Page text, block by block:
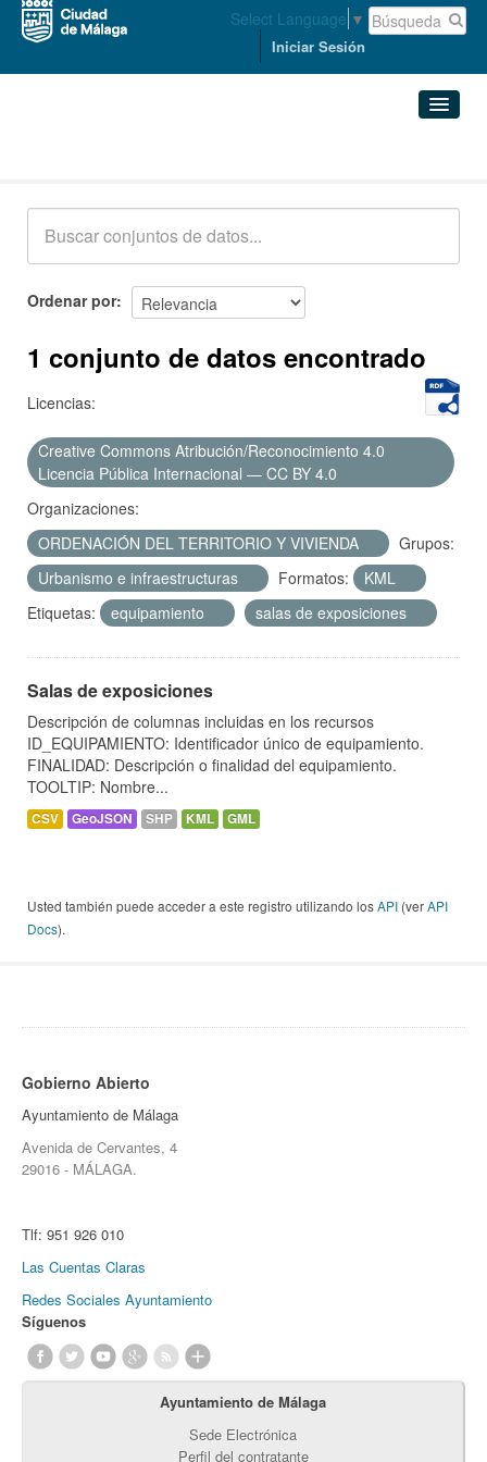
Select Language ▼
Iniciar Sesión
Acerca de
Ordenar por
1 conjunto de datos encontrado
Licencias:
Creative Commons Atribución/Reconocimiento 4.0
Licencia Pública Internacional — CC BY 4.0
Organizaciones:
ORDENACIÓN DEL TERRITORIO Y VIVIENDA
Grupos:
Urbanismo e infraestructuras
Formatos:
KML
Etiquetas:
equipamiento salas de exposiciones
Salas de exposiciones
Descripción de columnas incluidas en los recursos
ID_EQUIPAMIENTO: Identificador único de equipamiento.
FINALIDAD: Descripción o finalidad del equipamiento.
TOOLTIP: Nombre...
CSV GeoJSON SHP KML GML
Usted también puede acceder a este registro utilizando losAPI (verAPI
Docs).
Gobierno Abierto
Ayuntamiento de Málaga
Avenida de Cervantes, 4
29016 - MÁLAGA.
Tlf: 951 926 010
Las Cuentas Claras
Redes Sociales Ayuntamiento
Síguenos
Ayuntamiento de Málaga
Sede Electrónica
Perfil del contratante